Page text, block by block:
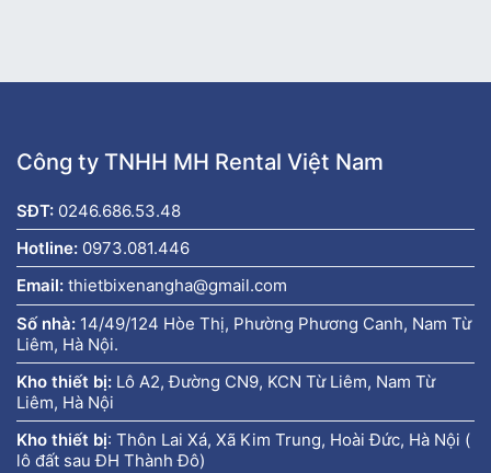
Công ty TNHH MH Rental Việt Nam
SĐT: 0246.686.53.48
Hotline: 0973.081.446
Email: thietbixenangha@gmail.com
Số nhà: 14/49/124 Hòe Thị, Phường Phương Canh, Nam Từ
Liêm, Hà Nội.
Kho thiết bị: Lô A2, Đường CN9, KCN Từ Liêm, Nam Từ
Liêm, Hà Nội
Kho thiết bị: Thôn Lai Xá, Xã Kim Trung, Hoài Đức, Hà Nội (
lô đất sau ĐH Thành Đô)